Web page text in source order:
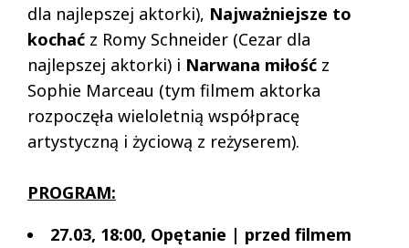
dla najlepszej aktorki), Najważniejsze to
kochać z Romy Schneider (Cezar dla
najlepszej aktorki) i Narwana miłość z
Sophie Marceau (tym filmem aktorka
rozpoczęła wieloletnią współpracę
artystyczną i życiową z reżyserem).
PROGRAM:
27.03, 18:00, Opętanie | przed filmem